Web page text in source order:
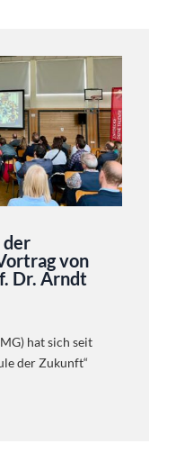
von
Dr. Arndt
hat sich seit
der Zukunft“